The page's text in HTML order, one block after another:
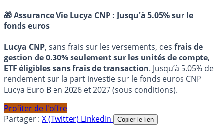
🎁 Assurance Vie Lucya CNP : Jusqu'à 5.05% sur le
fonds euros
Lucya CNP, sans frais sur les versements, des frais de
gestion de 0.30% seulement sur les unités de compte,
ETF éligibles sans frais de transaction. Jusqu’à 5.05% de
rendement sur la part investie sur le fonds euros CNP
Lucya Euro B en 2026 et 2027 (sous conditions).
Profiter de l'offre
Partager : X (Twitter) LinkedIn Copier le lien